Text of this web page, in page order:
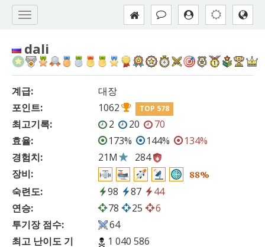
dali
계급:
대장
포인트:
1062 TOP 578
최고기록: 2 20
70
효율:
173% 144%
134%
경험치:
21M
284
장비:
88%
숙련도: 98 87
44
연승:
78 25
6
투기장 점수:
64
최고 난이도 기
1 040 586